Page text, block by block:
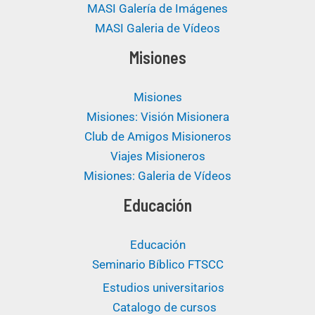
MASI Galería de Imágenes
MASI Galeria de Vídeos
Misiones
Misiones
Misiones: Visión Misionera
Club de Amigos Misioneros
Viajes Misioneros
Misiones: Galeria de Vídeos
Educación
Educación
Seminario Bíblico FTSCC
Estudios universitarios ​
Catalogo de cursos